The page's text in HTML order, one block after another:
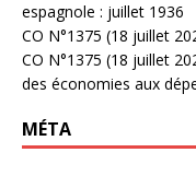
espagnole : juillet 1936
CO N°1375 (18 juillet
CO N°1375 (18 juillet
des économies aux
MÉTA